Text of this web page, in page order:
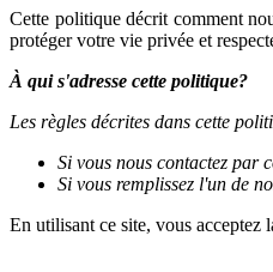
Cette politique décrit comment
protéger votre vie privée et
À qui s'adresse cette politique?
Les règles décrites dans cette
Si vous nous contactez par
Si vous remplissez l'un de
En utilisant ce site, vous acceptez